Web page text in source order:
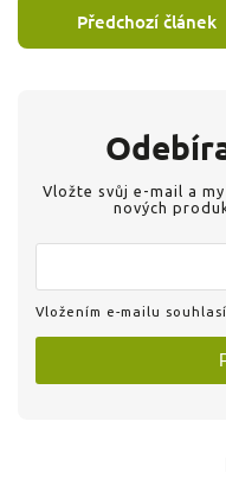
Předchozí článek
Vložte svůj e-mail a
nových
Vložením e-mailu